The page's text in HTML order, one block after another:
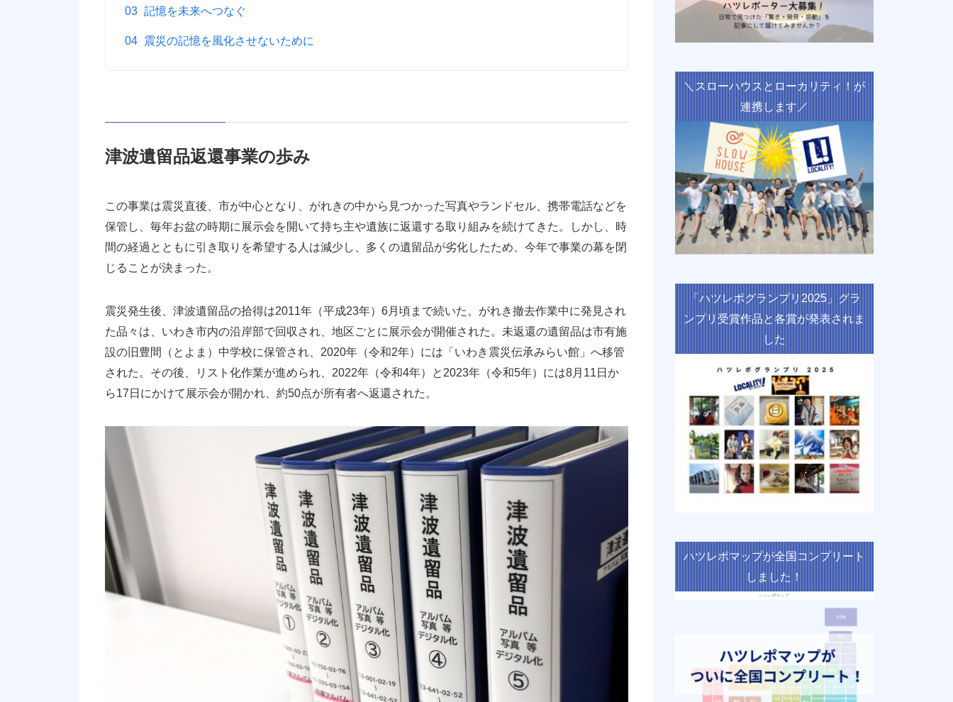
記憶を未来へつなぐ
震災の記憶を風化させないために
津波遺留品返還事業の歩み
この事業は震災直後、市が中心となり、がれきの中から見つかった写真やランドセル、携帯電話などを
保管し、毎年お盆の時期に展示会を開いて持ち主や遺族に返還する取り組みを続けてきた。しかし、時
間の経過とともに引き取りを希望する人は減少し、多くの遺留品が劣化したため、今年で事業の幕を閉
じることが決まった。
震災発生後、津波遺留品の拾得は2011年（平成23年）6月頃まで続いた。がれき撤去作業中に発見され
た品々は、いわき市内の沿岸部で回収され、地区ごとに展示会が開催された。未返還の遺留品は市有施
設の旧豊間（とよま）中学校に保管され、2020年（令和2年）には「いわき震災伝承みらい館」へ移管
された。その後、リスト化作業が進められ、2022年（令和4年）と2023年（令和5年）には8月11日か
ら17日にかけて展示会が開かれ、約50点が所有者へ返還された。
＼スローハウスとローカリティ！が
連携します／
「ハツレポグランプリ2025」グラ
ンプリ受賞作品と各賞が発表されま
した
ハツレポマップが全国コンプリート
しました！